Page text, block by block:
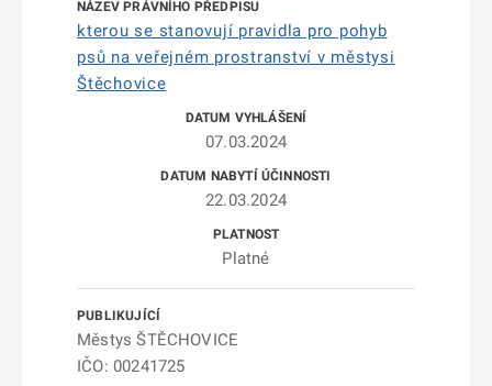
kterou se stanovují pravidla pro pohyb
psů na veřejném prostranství v městysi
Štěchovice
07.03.2024
22.03.2024
Platné
Městys ŠTĚCHOVICE
IČO: 00241725